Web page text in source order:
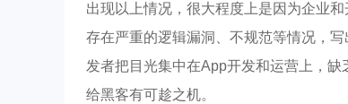
出现以上情况，很大程度上是因为企业
存在严重的逻辑漏洞、不规范等情况，
发者把目光集中在App开发和运营上，
给黑客有可趁之机。